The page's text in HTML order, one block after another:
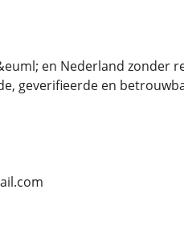
en Nederland zonder
geverifieerde en